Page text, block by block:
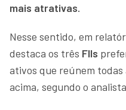
mais atrativas.
Nesse sentido, em
destaca os três FIIs
ativos que reúnem todas
acima, segundo o